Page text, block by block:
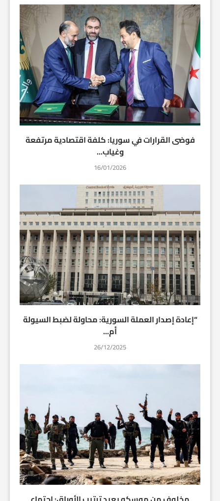
فوضى القرارات في سوريا: كلفة اقتصادية مرتفعة
وغياب...
16/01/2026
“إعادة إصدار العملة السورية: محاولة لضبط السيولة
أم...
26/12/2025